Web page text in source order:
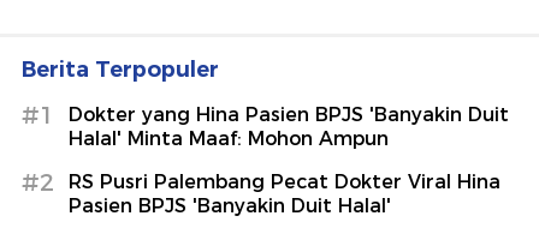
Berita Terpopuler
#1
Dokter yang Hina Pasien BPJS 'Banyakin Duit
Halal' Minta Maaf: Mohon Ampun
#2
RS Pusri Palembang Pecat Dokter Viral Hina
Pasien BPJS 'Banyakin Duit Halal'